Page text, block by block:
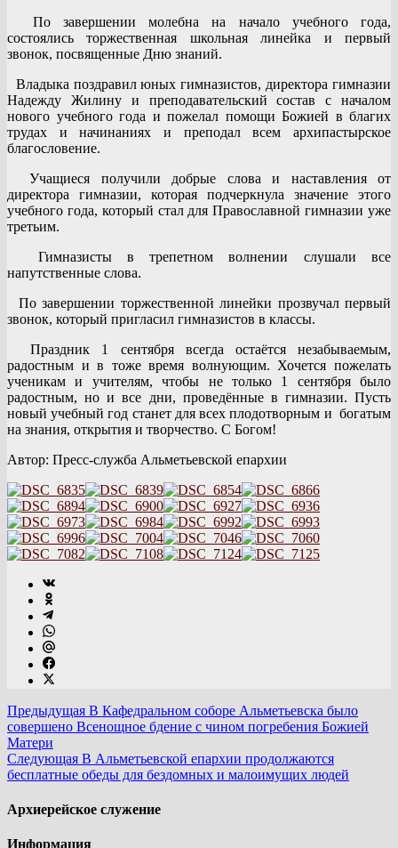
По завершении молебна на начало учебного года,
состоялись торжественная школьная линейка и первый
звонок, посвященные Дню знаний.
Владыка поздравил юных гимназистов, директора гимназии
Надежду Жилину и преподавательский состав с началом
нового учебного года и пожелал помощи Божией в благих
трудах и начинаниях и преподал всем архипастырское
благословение.
Учащиеся получили добрые слова и наставления от
директора гимназии, которая подчеркнула значение этого
учебного года, который стал для Православной гимназии уже
третьим.
Гимназисты в трепетном волнении слушали все
напутственные слова.
По завершении торжественной линейки прозвучал первый
звонок, который пригласил гимназистов в классы.
Праздник 1 сентября всегда остаётся незабываемым,
радостным и в тоже время волнующим. Хочется пожелать
ученикам и учителям, чтобы не только 1 сентября было
радостным, но и все дни, проведённые в гимназии. Пусть
новый учебный год станет для всех плодотворным и богатым
на знания, открытия и творчество. С Богом!
Автор: Пресс-служба Альметьевской епархии
Предыдущая В Кафедральном соборе Альметьевска было
совершено Всенощное бдение с чином погребения Божией
Матери
Следующая В Альметьевской епархии продолжаются
бесплатные обеды для бездомных и малоимущих людей
Архиерейское служение
Информация